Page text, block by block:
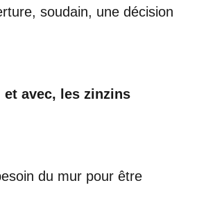
soudain, une décision
et avec, les zinzins
du mur pour être